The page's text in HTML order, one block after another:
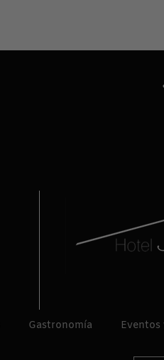
Gastronomía